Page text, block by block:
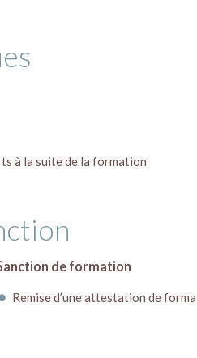
à la suite de la formation
de formation
Remise d’une attestation de